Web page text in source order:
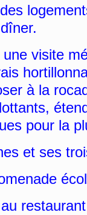
visite
à la
pour la
et ses
restaurant